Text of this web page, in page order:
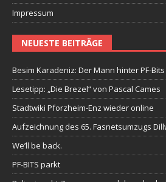
Impressum
NEUESTE BEITRÄGE
Besim Karadeniz: Der Mann hinter PF-
Lesetipp: „Die Brezel“ von Pascal Cames
Stadtwiki Pforzheim-Enz wieder online
Aufzeichnung des 65. Fasnetsumzugs
We’ll be back.
PF-BITS parkt